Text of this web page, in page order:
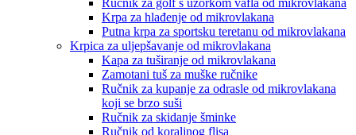
Ručnik za golf s uzorkom vafla od mikrovlakana
Krpa za hlađenje od mikrovlakana
Putna krpa za sportsku teretanu od mikrovlakana
Krpica za uljepšavanje od mikrovlakana
Kapa za tuširanje od mikrovlakana
Zamotani tuš za muške ručnike
Ručnik za kupanje za odrasle od mikrovlakana
koji se brzo suši
Ručnik za skidanje šminke
Ručnik od koraljnog flisa